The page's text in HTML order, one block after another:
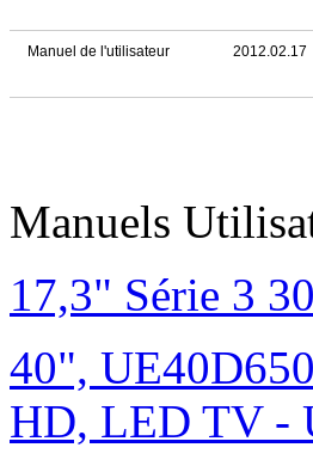
Manuel de l'utilisateur 2012.02.17
Manuels
17,3" Série 3
40",
HD, LED TV -